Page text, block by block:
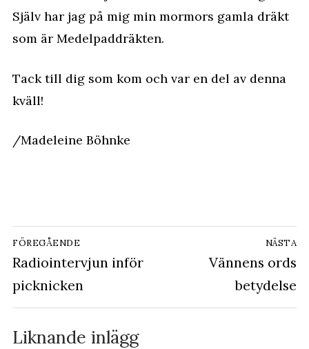
Själv har jag på mig min mormors gamla dräkt
som är Medelpaddräkten.
Tack till dig som kom och var en del av denna
kväll!
/Madeleine Böhnke
Inläggsnavigering
FÖREGÅENDE
Föregående
inlägg:
Radiointervjun inför
picknicken
NÄSTA
Nästa
inlägg:
Vännens ords
betydelse
Liknande inlägg